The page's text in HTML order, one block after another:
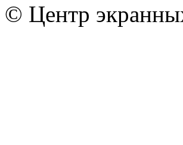
© Центр